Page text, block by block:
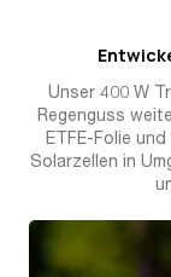
Unser 400 W
Regenguss
ETFE-Folie
Solarzellen in